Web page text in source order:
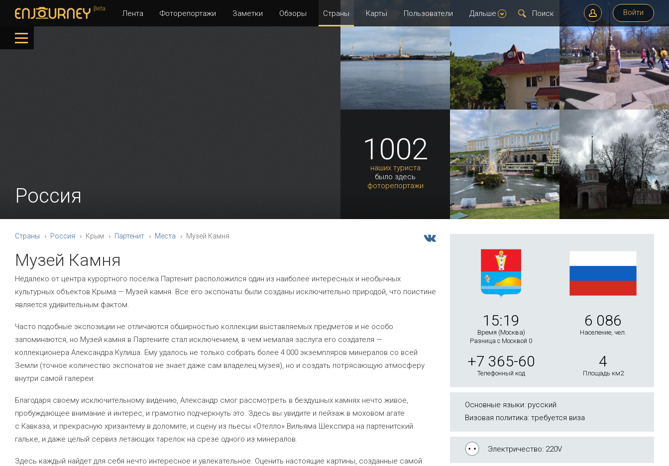
Войти
Лента Фоторепортажи Заметки Обзоры Страны Карты Пользователи Дальше
1002
наших туриста
было здесь
фоторепортажи
Россия
15:19
Время (Москва)
Разница с Москвой 0
6 086
Население, чел.
+7 365-60
Телефонный код
4
Площадь км2
Основные языки: русский
Визовая политика: требуется виза
Электричество: 220V
Страны Россия Крым Партенит Места Музей Камня
Музей Камня
Недалеко от центра курортного поселка Партенит расположился один из наиболее интересных и необычных
культурных объектов Крыма — Музей камня. Все его экспонаты были созданы исключительно природой, что поистине
является удивительным фактом.
Часто подобные экспозиции не отличаются обширностью коллекции выставляемых предметов и не особо
запоминаются, но Музей камня в Партените стал исключением, в чем немалая заслуга его создателя —
коллекционера Александра Кулиша. Ему удалось не только собрать более 4 000 экземпляров минералов со всей
Земли (точное количество экспонатов не знает даже сам владелец музея), но и создать потрясающую атмосферу
внутри самой галереи.
Благодаря своему исключительному видению, Александр смог рассмотреть в бездушных камнях нечто живое,
пробуждающее внимание и интерес, и грамотно подчеркнуть это. Здесь вы увидите и пейзаж в моховом агате
c Кавказа, и прекрасную хризантему в доломите, и сцену из пьесы «Отелло» Вильяма Шекспира на партенитский
гальке, и даже целый сервиз летающих тарелок на срезе одного из минералов.
Здесь каждый найдет для себя нечто интересное и увлекательное. Оценить настоящие картины, созданные самой